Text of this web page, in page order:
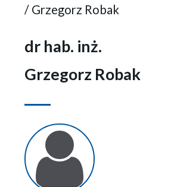
/ Grzegorz Robak
dr hab. inż.
Grzegorz Robak